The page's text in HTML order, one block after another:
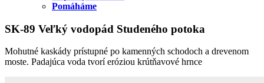
Pomáháme
SK-89 Veľký vodopád Studeného potoka
Mohutné kaskády prístupné po kamenných schodoch a drevenom
moste. Padajúca voda tvorí eróziou krútňavové hrnce